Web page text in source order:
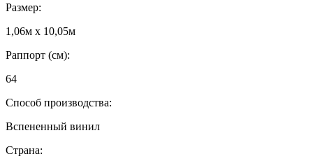
Размер:
1,06м х 10,05м
Раппорт (см):
64
Способ производства:
Вспененный винил
Страна: